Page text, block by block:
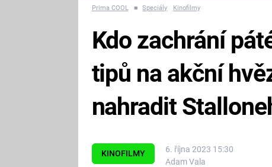
Prima COOL ■ Speciály Kinofilmy
KINOFILMY
6. října 2023 15:30
Adam Vala
Kdo zachrání
tipů na akční
nahradit